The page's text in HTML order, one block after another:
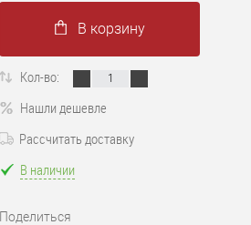
В корзину
Кол-во:
Нашли дешевле
Рассчитать доставку
В наличии
Поделиться